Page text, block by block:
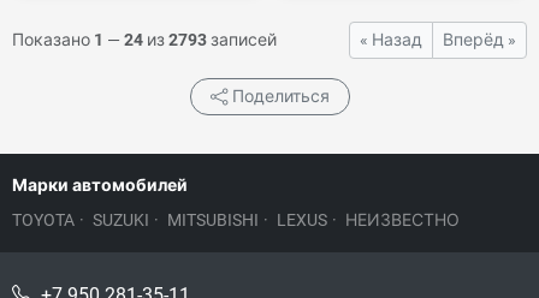
Показано 1 — 24 из2793записей « Назад Вперёд »
Поделиться
Марки автомобилей
TOYOTA · SUZUKI · MITSUBISHI · LEXUS · НЕИЗВЕСТНО